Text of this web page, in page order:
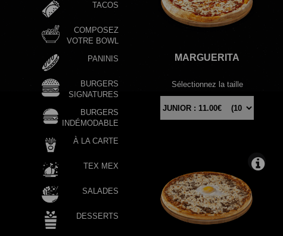
TACOS
COMPOSEZ
VOTRE BOWL
PANINIS
BURGERS
SIGNATURES
BURGERS
INDÉMODABLE
À LA CARTE
TEX MEX
SALADES
DESSERTS
MARGUERITA
Sélectionnez la taille